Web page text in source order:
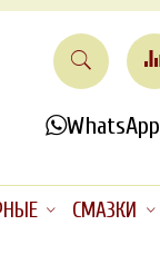
WhatsApp
СМАЗКИ